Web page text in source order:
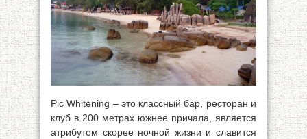
Pic Whitening – это классный бар, ресторан и
клуб в 200 метрах южнее причала, является
атрибутом скорее ночной жизни и славится